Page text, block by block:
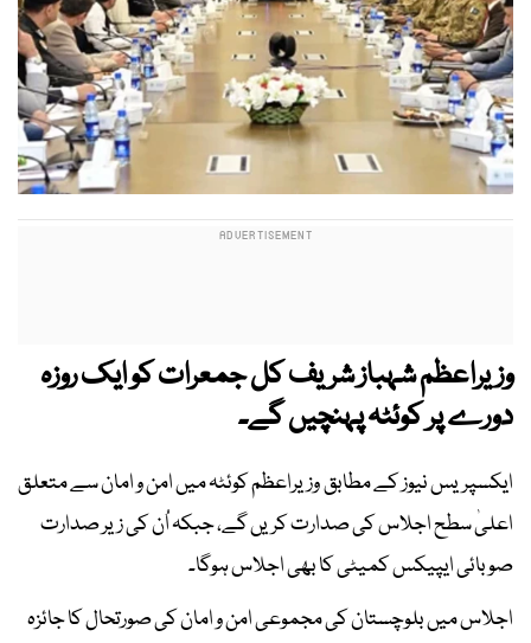
وزیراعظم شہباز شریف کل جمعرات کو ایک روزہ
دورے پر کوئٹہ پہنچیں گے۔
ایکسپریس نیوز کے مطابق وزیراعظم کوئٹہ میں امن و امان سے متعلق
اعلیٰ سطح اجلاس کی صدارت کریں گے، جبکہ اُن کی زیر صدارت
صوبائی ایپیکس کمیٹی کا بھی اجلاس ہوگا۔
اجلاس میں بلوچستان کی مجموعی امن و امان کی صورتحال کا جائزہ